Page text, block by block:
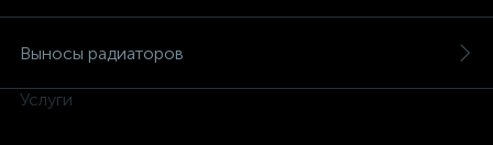
Выносы радиаторов
Услуги